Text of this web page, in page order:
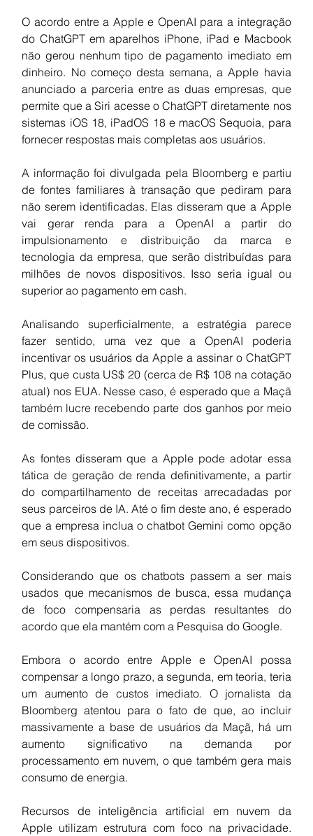
O acordo entre a Apple e OpenAI para a integração
do ChatGPT em aparelhos iPhone, iPad e Macbook
não gerou nenhum tipo de pagamento imediato em
dinheiro. No começo desta semana, a Apple havia
anunciado a parceria entre as duas empresas, que
permite que a Siri acesse o ChatGPT diretamente nos
sistemas iOS 18, iPadOS 18 e macOS Sequoia, para
fornecer respostas mais completas aos usuários.
A informação foi divulgada pela Bloomberg e partiu
de fontes familiares à transação que pediram para
não serem identificadas. Elas disseram que a Apple
vai gerar renda para a OpenAI a partir do
impulsionamento e distribuição da marca e
tecnologia da empresa, que serão distribuídas para
milhões de novos dispositivos. Isso seria igual ou
superior ao pagamento em cash.
Analisando superficialmente, a estratégia parece
fazer sentido, uma vez que a OpenAI poderia
incentivar os usuários da Apple a assinar o ChatGPT
Plus, que custa US$ 20 (cerca de R$ 108 na cotação
atual) nos EUA. Nesse caso, é esperado que a Maçã
também lucre recebendo parte dos ganhos por meio
de comissão.
As fontes disseram que a Apple pode adotar essa
tática de geração de renda definitivamente, a partir
do compartilhamento de receitas arrecadadas por
seus parceiros de IA. Até o fim deste ano, é esperado
que a empresa inclua o chatbot Gemini como opção
em seus dispositivos.
Considerando que os chatbots passem a ser mais
usados que mecanismos de busca, essa mudança
de foco compensaria as perdas resultantes do
acordo que ela mantém com a Pesquisa do Google.
Embora o acordo entre Apple e OpenAI possa
compensar a longo prazo, a segunda, em teoria, teria
um aumento de custos imediato. O jornalista da
Bloomberg atentou para o fato de que, ao incluir
massivamente a base de usuários da Maçã, há um
aumento significativo na demanda por
processamento em nuvem, o que também gera mais
consumo de energia.
Recursos de inteligência artificial em nuvem da
Apple utilizam estrutura com foco na privacidade.